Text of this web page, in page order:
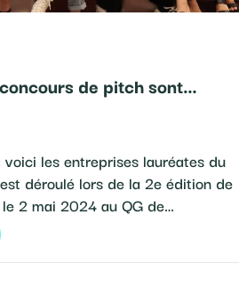
de pitch sont…
les entreprises lauréates du
déroulé lors de la 2e édition de
2 mai 2024 au QG de…